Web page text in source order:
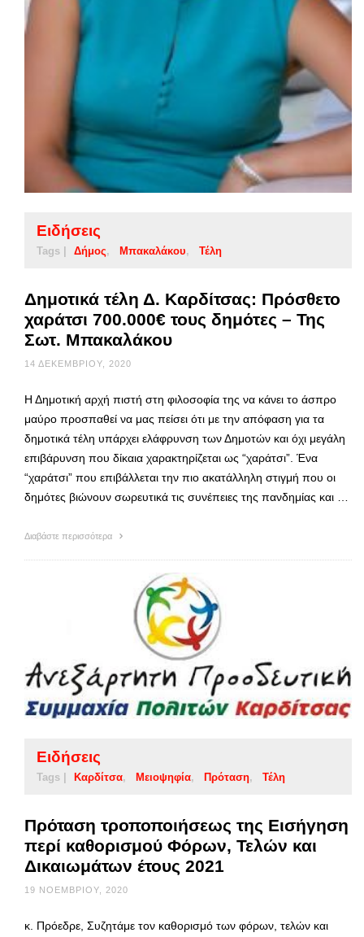
Ειδήσεις
Tags | Δήμος Μπακαλάκου Τέλη
Δημοτικά τέλη Δ. Καρδίτσας: Πρόσθετο
χαράτσι 700.000€ τους δημότες – Της
Σωτ. Μπακαλάκου
14 ΔΕΚΕΜΒΡΊΟΥ, 2020
Η Δημοτική αρχή πιστή στη φιλοσοφία της να κάνει το άσπρο
μαύρο προσπαθεί να μας πείσει ότι με την απόφαση για τα
δημοτικά τέλη υπάρχει ελάφρυνση των Δημοτών και όχι μεγάλη
επιβάρυνση που δίκαια χαρακτηρίζεται ως “χαράτσι”. Ένα
“χαράτσι” που επιβάλλεται την πιο ακατάλληλη στιγμή που οι
δημότες βιώνουν σωρευτικά τις συνέπειες της πανδημίας και …
Διαβάστε περισσότερα
Ειδήσεις
Tags | Καρδίτσα Μειοψηφία Πρόταση Τέλη
Πρόταση τροποποιήσεως της Εισήγηση
περί καθορισμού Φόρων, Τελών και
Δικαιωμάτων έτους 2021
19 ΝΟΕΜΒΡΊΟΥ, 2020
κ. Πρόεδρε, Συζητάμε τον καθορισμό των φόρων, τελών και